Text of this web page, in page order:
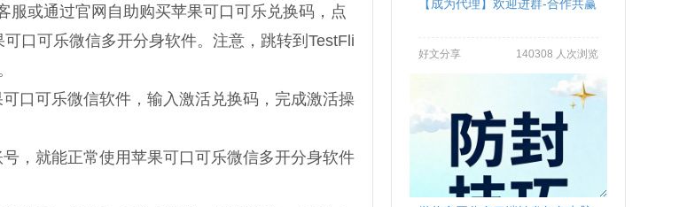
服或通过官网自助购买苹果可口可乐兑换码，点
口可乐微信多开分身软件。注意，跳转到TestFli
口可乐微信软件，输入激活兑换码，完成激活操
，就能正常使用苹果可口可乐微信多开分身软件
【成为代理】欢迎进群-合作共赢
好文分享 140308 人次浏览